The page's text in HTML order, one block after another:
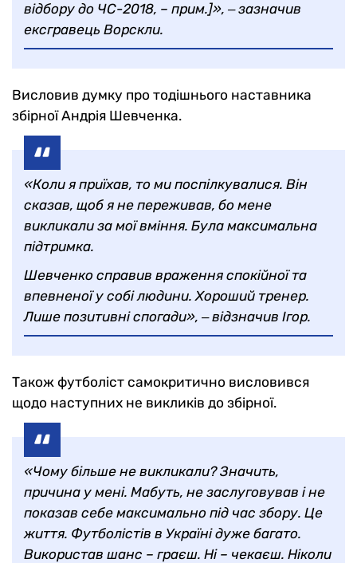
відбору до ЧС-2018, – прим.]», ‒ зазначив
ексгравець Ворскли.
Висловив думку про тодішнього наставника
збірної Андрія Шевченка.
«Коли я приїхав, то ми поспілкувалися. Він
сказав, щоб я не переживав, бо мене
викликали за мої вміння. Була максимальна
підтримка.
Шевченко справив враження спокійної та
впевненої у собі людини. Хороший тренер.
Лише позитивні спогади», ‒ відзначив Ігор.
Також футболіст самокритично висловився
щодо наступних не викликів до збірної.
«Чому більше не викликали? Значить,
причина у мені. Мабуть, не заслуговував і не
показав себе максимально під час збору. Це
життя. Футболістів в Україні дуже багато.
Використав шанс – граєш. Ні – чекаєш. Ніколи